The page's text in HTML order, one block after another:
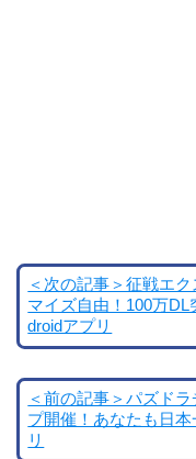
＜次の記事＞征戦エ
マイズ自由！100万
droidアプリ
＜前の記事＞パズド
プ開催！あなたも日
リ